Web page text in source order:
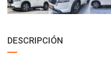
DESCRIPCIÓN